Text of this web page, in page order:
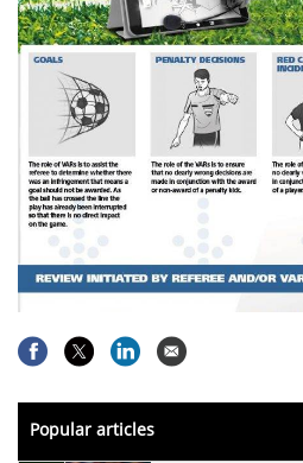
Popular articles